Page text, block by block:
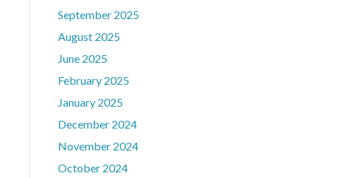
September 2025
August 2025
June 2025
February 2025
January 2025
December 2024
November 2024
October 2024